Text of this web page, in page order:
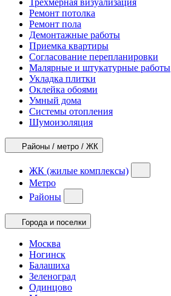
Трехмерная визуализация
Ремонт потолка
Ремонт пола
Демонтажные работы
Приемка квартиры
Согласование перепланировки
Малярные и штукатурные работы
Укладка плитки
Оклейка обоями
Умный дома
Системы отопления
Шумоизоляция
Районы / метро / ЖК
ЖК (жилые комплексы)
Метро
Районы
Города и поселки
Москва
Ногинск
Балашиха
Зеленоград
Одинцово